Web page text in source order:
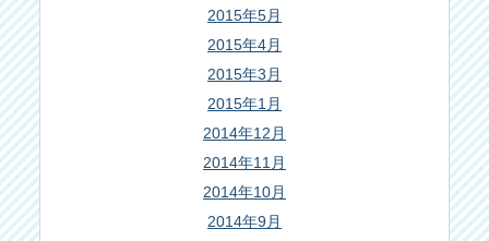
2015年5月
2015年4月
2015年3月
2015年1月
2014年12月
2014年11月
2014年10月
2014年9月